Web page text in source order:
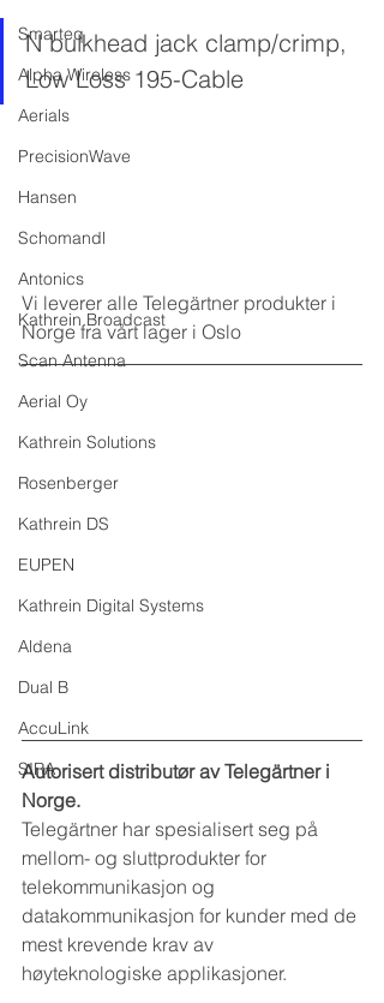
Smarteq
Alpha Wireless
Aerials
PrecisionWave
Hansen
Schomandl
Antonics
Kathrein Broadcast
Scan Antenna
Aerial Oy
Kathrein Solutions
Rosenberger
Kathrein DS
EUPEN
Kathrein Digital Systems
Aldena
Dual B
AccuLink
SIRA
N bulkhead jack clamp/crimp,
Low Loss 195-Cable
Vi leverer alle Telegärtner produkter i
Norge fra vårt lager i Oslo
Autorisert distributør av Telegärtner i
Norge.
Telegärtner har spesialisert seg på
mellom- og sluttprodukter for
telekommunikasjon og
datakommunikasjon for kunder med de
mest krevende krav av
høyteknologiske applikasjoner.